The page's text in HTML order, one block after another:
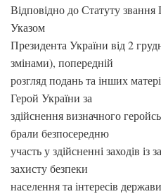
Відповідно до Статуту
Указом
Президента України від 2
змінами), попередній
розгляд подань та інших
Герой України за
здійснення визначного
брали безпосередню
участь у здійсненні заходів
захисту безпеки
населення та інтересів